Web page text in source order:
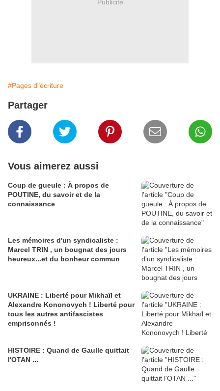
Publicité
#Pages d"écriture
Partager
Vous aimerez aussi
Coup de gueule : À propos de
POUTINE, du savoir et de la
connaissance
Les mémoires d'un syndicaliste :
Marcel TRIN , un bougnat des jours
heureux...et du bonheur commun
UKRAINE : Liberté pour Mikhaïl et
Alexandre Kononovych ! Liberté pour
tous les autres antifascistes
emprisonnés !
HISTOIRE : Quand de Gaulle quittait
l'OTAN ...